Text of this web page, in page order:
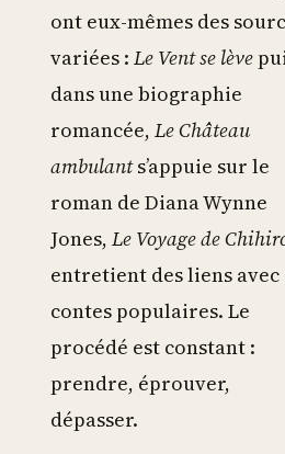
ont eux-mêmes des
variées : Le Vent se lève
dans une biographie
romancée, Le Château
ambulants’appuie sur le
roman de Diana Wynne
Jones, Le Voyage de
entretient des liens avec
contes populaires. Le
procédé est constant :
prendre, éprouver,
dépasser.